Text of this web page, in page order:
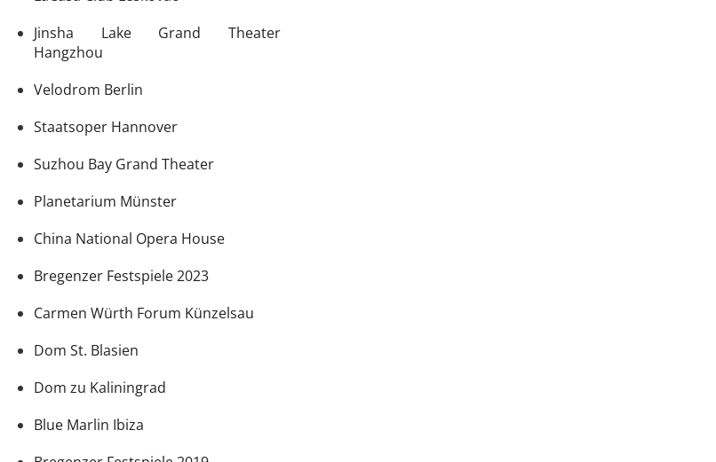
Jinsha Lake Grand Theater
Hangzhou
Velodrom Berlin
Staatsoper Hannover
Suzhou Bay Grand Theater
Planetarium Münster
China National Opera House
Bregenzer Festspiele 2023
Carmen Würth Forum Künzelsau
Dom St. Blasien
Dom zu Kaliningrad
Blue Marlin Ibiza